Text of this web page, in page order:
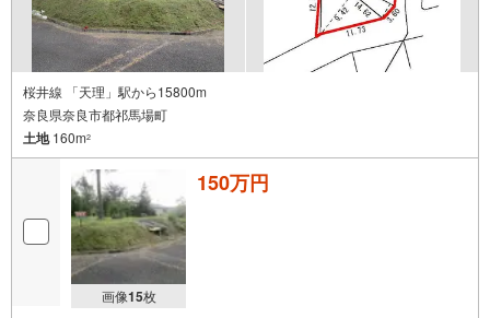
桜井線 「天理」駅から15800m
奈良県奈良市都祁馬場町
土地160m2
画像15枚
150万円